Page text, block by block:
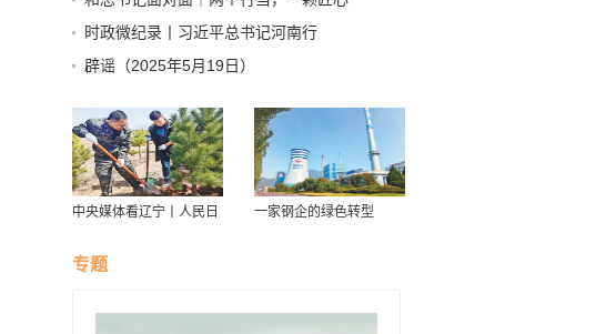
时政微纪录丨习近平总书记河南行
辟谣（2025年5月19日）
中央媒体看辽宁丨人民日
色接力棒”
一家钢企的绿色转型
专题